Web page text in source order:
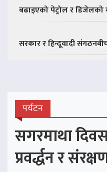
बढाइएको पेट्रोल र
सरकार र हिन्दूवादी
पर्यटन
सगरमाथा
प्रवर्द्धन र